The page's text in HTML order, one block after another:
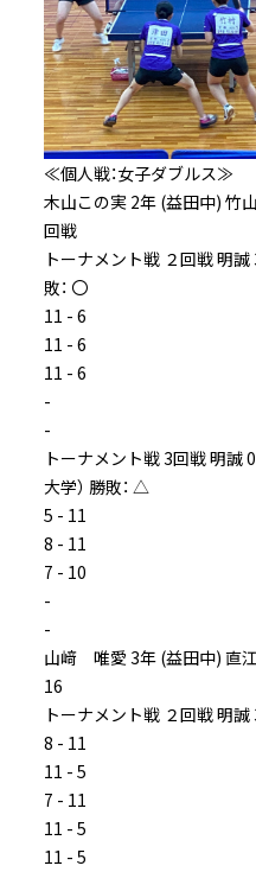
≪個人戦：女子ダブルス≫
木山この実 2年 (益田中) 竹
回戦
トーナメント戦 ２回戦 明誠
敗： 〇
11 - 6
11 - 6
11 - 6
-
-
トーナメント戦 3回戦 明誠
大学） 勝敗： △
5 - 11
8 - 11
7 - 10
-
-
山﨑 唯愛 3年 (益田中) 直
16
トーナメント戦 ２回戦 明誠
8 - 11
11 - 5
7 - 11
11 - 5
11 - 5